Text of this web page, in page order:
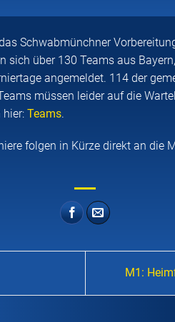
Schwabmünchner
sich über 130 Teams aus
angemeldet. 114 der
müssen leider auf die
Teams.
folgen in Kürze direkt an die
M1: